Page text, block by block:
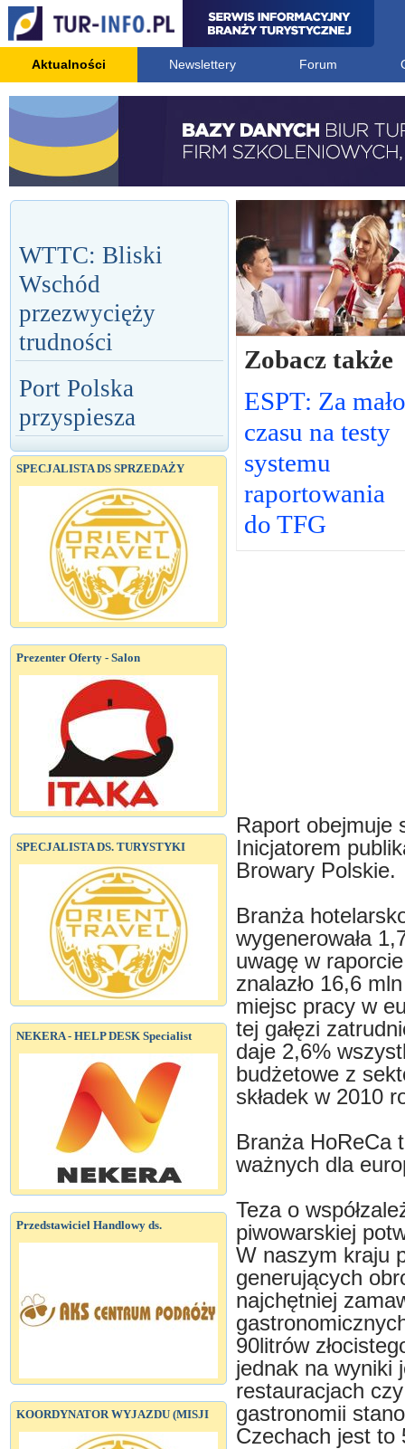
Aktualności Newslettery Forum
WTTC: Bliski
Wschód
przezwycięży
trudności
Port Polska
przyspiesza
SPECJALISTA DS SPRZEDAŻY
Prezenter Oferty - Salon
SPECJALISTA DS. TURYSTYKI
NEKERA - HELP DESK Specialist
Przedstawiciel Handlowy ds.
KOORDYNATOR WYJAZDU (MISJI
Zobacz także
ESPT: Za mało
czasu na testy
systemu
raportowania
do TFG
Raport obejmuje
Inicjatorem
Browary Polskie.
Branża
wygenerowała
uwagę w
znalazło 16,6
miejsc pracy w
tej gałęzi
daje 2,6%
budżetowe z
składek w 2010
Branża HoReCa
ważnych dla
Teza o
piwowarskiej
W naszym kraju
generujących
najchętniej
90litrów
jednak na wyniki
restauracjach
gastronomii
Czechach jest to